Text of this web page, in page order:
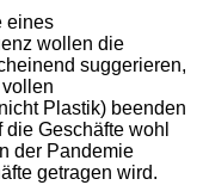
eines
wollen die
suggerieren,
Plastik) beenden
Geschäfte wohl
der Pandemie
getragen wird.